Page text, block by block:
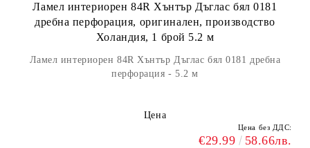
Ламел интериорен 84R Хънтър Дъглас бял 0181
дребна перфорация, оригинален, производство
Холандия, 1 брой 5.2 м
Ламел интериорен 84R Хънтър Дъглас бял 0181 дребна
перфорация - 5.2 м
Цена
Цена без ДДС:
€29.99 58.66лв.